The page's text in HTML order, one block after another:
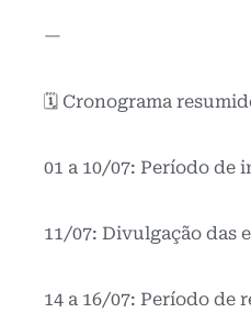
—
🗓️ Cronograma
01 a 10/07: Período de
11/07: Divulgação das
14 a 16/07: Período de